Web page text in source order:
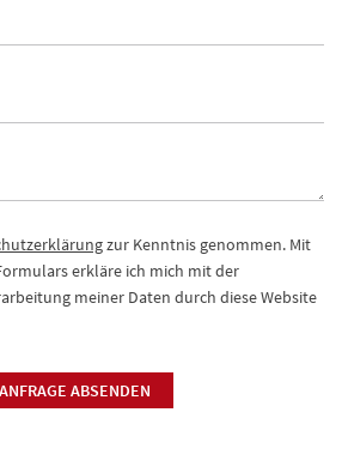
zur Kenntnis genommen. Mit
erkläre ich mich mit der
meiner Daten durch diese Website
ANFRAGE ABSENDEN